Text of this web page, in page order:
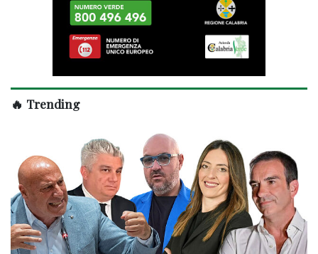
🔥 Trending